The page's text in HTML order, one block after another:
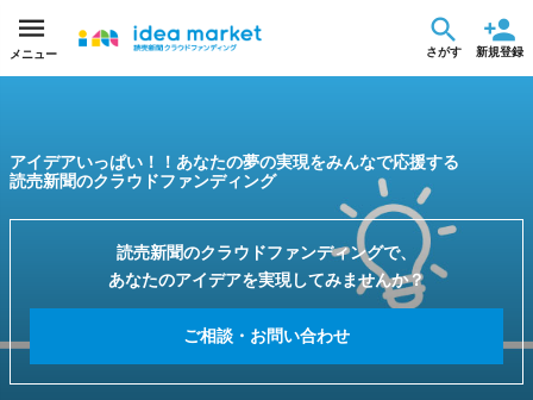
メニュー さがす 新規登録
アイデアいっぱい！！あなたの夢の実現をみんなで応援する
読売新聞のクラウドファンディング
読売新聞のクラウドファンディングで、
あなたのアイデアを実現してみませんか？
ご相談・お問い合わせ